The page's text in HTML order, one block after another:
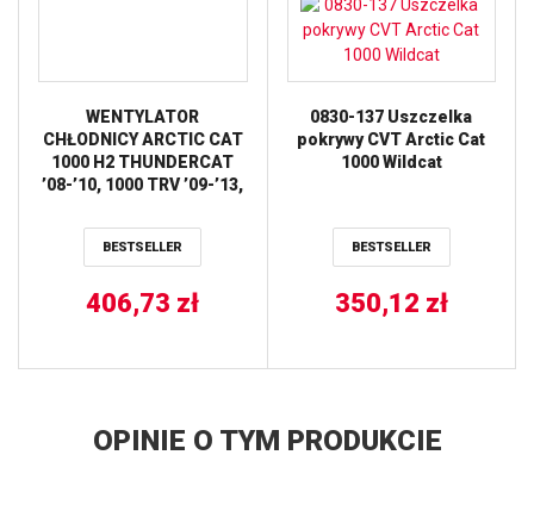
WENTYLATOR
CHŁODNICY ARCTIC CAT
1000 H2 THUNDERCAT
’08-’10, 1000 TRV ’09-’13,
550 TRV ’09-’14, Prowler
1000 ’09-’16, Prowler 650
’08-’14, Wildcat 1000
’12-’15, XC 450 ’11-’12
BESTSELLER
406,73 zł
0830-137 Uszczelka
pokrywy CVT Arctic Cat
1000 Wildcat
BESTSELLER
350,12 zł
OPINIE O TYM PRODUKCIE